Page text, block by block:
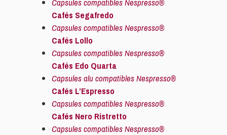
Cafés Segafredo
Capsules compatibles Nespresso®
Cafés Lollo
Capsules compatibles Nespresso®
Cafés Edo Quarta
Capsules alu compatibles Nespresso®
Cafés L’Espresso
Capsules compatibles Nespresso®
Cafés Nero Ristretto
Capsules compatibles Nespresso®